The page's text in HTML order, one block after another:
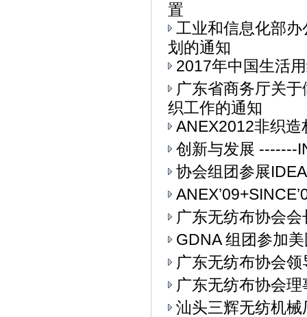
置
工业和信息化部办
划的通知
2017年中国生活
广东省商务厅关
织工作的通知
ANEX2012非织
创新与发展 -------
协会组团参展
广东无纺布协会
GDNA 组团参加
广东无纺布协会
广东无纺布协会
汕头三辉无纺机